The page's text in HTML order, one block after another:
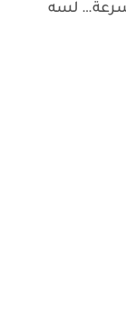
لسه